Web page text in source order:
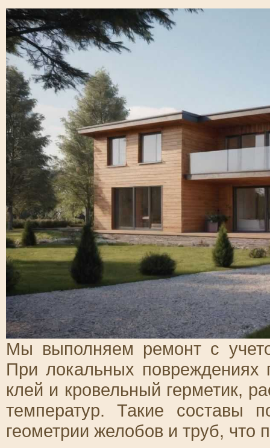
Мы выполняем ремонт с
При локальных повреждениях
клей и кровельный герметик,
температур. Такие составы
геометрии желобов и труб, что